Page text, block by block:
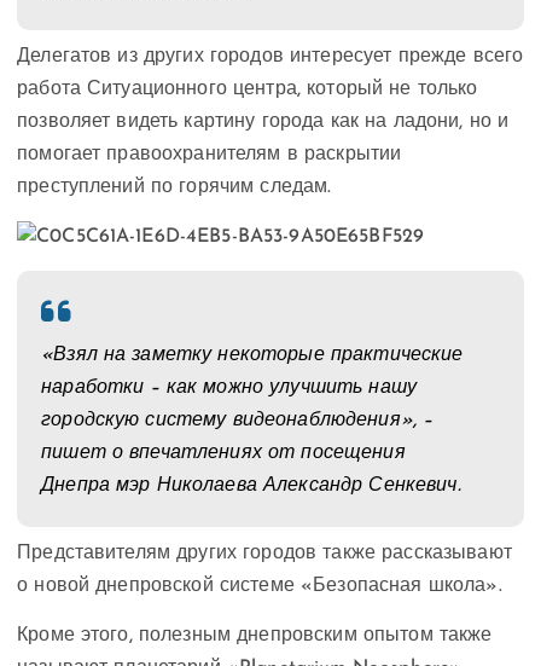
Делегатов из других городов интересует прежде всего
работа Ситуационного центра, который не только
позволяет видеть картину города как на ладони, но и
помогает правоохранителям в раскрытии
преступлений по горячим следам.
«Взял на заметку некоторые практические
наработки – как можно улучшить нашу
городскую систему видеонаблюдения», –
пишет о впечатлениях от посещения
Днепра мэр Николаева Александр Сенкевич.
Представителям других городов также рассказывают
о новой днепровской системе «Безопасная школа».
Кроме этого, полезным днепровским опытом также